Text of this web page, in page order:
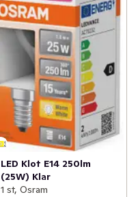
LED Klot E14 250lm
(25W) Klar
1 st, Osram